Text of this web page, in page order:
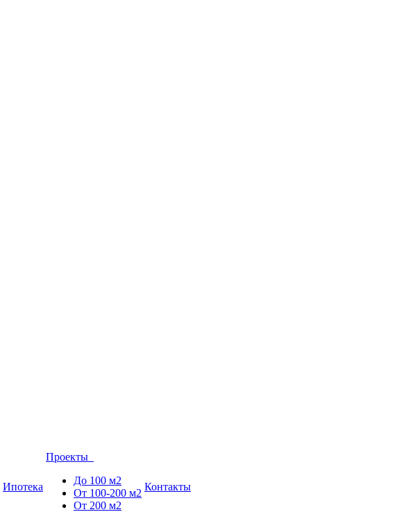
Ипотека
Проекты
До 100 м2
От 100-200 м2
От 200 м2
Контакты